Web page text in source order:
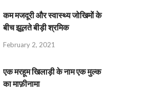
कम मजदूरी और स्वास्थ्य जोखिमों के
बीच झूलते बीड़ी श्रमिक
February 2, 2021
एक मरहूम खिलाड़ी के नाम एक मुल्क
का माफ़ीनामा